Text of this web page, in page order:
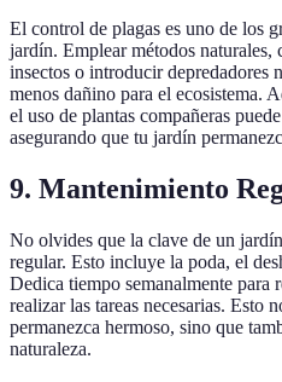
El control de plagas es uno de los
jardín. Emplear métodos naturales,
insectos o introducir depredadores
menos dañino para el ecosistema.
el uso de plantas compañeras
asegurando que tu jardín
9. Mantenimiento
No olvides que la clave de un
regular. Esto incluye la poda, el
Dedica tiempo semanalmente para
realizar las tareas necesarias. Esto
permanezca hermoso, sino que
naturaleza.